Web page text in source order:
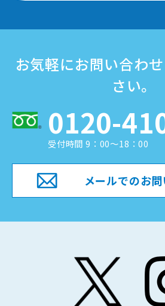
お気軽にお問い合わ
さい。
0120-
受付時間 9：00～18：00
メールでのお